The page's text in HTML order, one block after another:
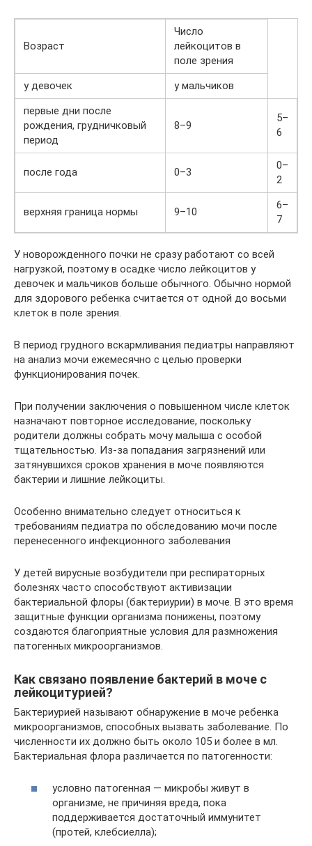
Возраст
Число
лейкоцитов в
поле зрения
у девочек
у мальчиков
первые дни после
рождения, грудничковый
период
8–9
5–
6
после года 0–3
0–
2
верхняя граница нормы 9–10
6–
7
У новорожденного почки не сразу работают со всей
нагрузкой, поэтому в осадке число лейкоцитов у
девочек и мальчиков больше обычного. Обычно нормой
для здорового ребенка считается от одной до восьми
клеток в поле зрения.
В период грудного вскармливания педиатры направляют
на анализ мочи ежемесячно с целью проверки
функционирования почек.
При получении заключения о повышенном числе клеток
назначают повторное исследование, поскольку
родители должны собрать мочу малыша с особой
тщательностью. Из-за попадания загрязнений или
затянувшихся сроков хранения в моче появляются
бактерии и лишние лейкоциты.
Особенно внимательно следует относиться к
требованиям педиатра по обследованию мочи после
перенесенного инфекционного заболевания
У детей вирусные возбудители при респираторных
болезнях часто способствуют активизации
бактериальной флоры (бактериурии) в моче. В это время
защитные функции организма понижены, поэтому
создаются благоприятные условия для размножения
патогенных микроорганизмов.
Как связано появление бактерий в моче с
лейкоцитурией?
Бактериурией называют обнаружение в моче ребенка
микроорганизмов, способных вызвать заболевание. По
численности их должно быть около 105 и более в мл.
Бактериальная флора различается по патогенности:
условно патогенная — микробы живут в
организме, не причиняя вреда, пока
поддерживается достаточный иммунитет
(протей, клебсиелла);